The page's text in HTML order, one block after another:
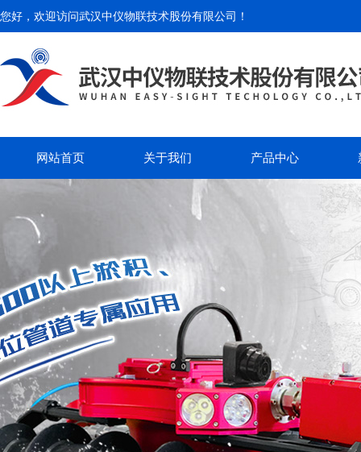
您好，欢迎访问武汉中仪物联技术股份有限公司 ！
网站首页 关于我们 产品中心